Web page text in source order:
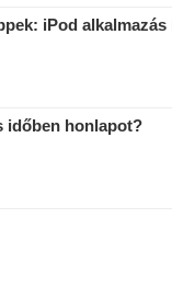
iPod
időben honlapot?